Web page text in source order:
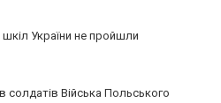
шкіл України не пройшли
солдатів Війська Польського